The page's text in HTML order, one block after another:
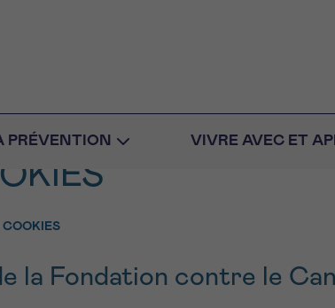
PRÉVENTION VIVRE AVEC ET
COOKIES
la Fondation contre le
FACE AU CANCER VOUS